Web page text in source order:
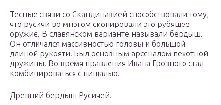
Тесные связи со Скандинавией способствовали тому,
что русичи во многом скопировали это рубящее
оружие. В славянском варианте называли бердыш.
Он отличался массивностью головы и большой
длиной рукояти. Был основным арсеналом пехотной
дружины. Во время правления Ивана Грозного стал
комбинироваться с пищалью.
Древний бердыш Русичей.